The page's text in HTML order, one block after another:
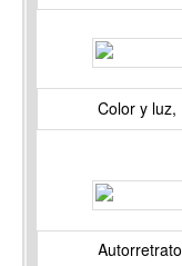
Color y luz,